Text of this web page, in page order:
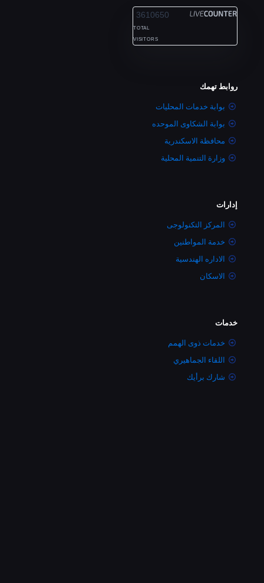
3610650
TOTAL
VISITORS
روابط تهمك
بوابة خدمات المحليات
بوابة الشكاوى الموحده
محافظة الاسكندرية
وزارة التنمية المحلية
إدارات
المركز التكنولوجى
خدمة المواطنين
الاداره الهندسية
الاسكان
خدمات
خدمات ذوى الهمم
اللقاء الجماهيري
شارك برأيك